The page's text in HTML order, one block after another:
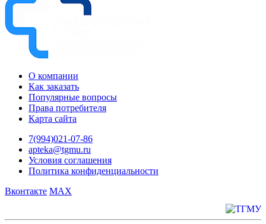
О компании
Как заказать
Популярные вопросы
Права потребителя
Карта сайта
7(994)021-07-86
apteka@tgmu.ru
Условия соглашения
Политика конфиденциальности
Вконтакте MAX